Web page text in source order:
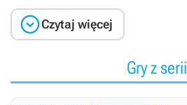
Czytaj więcej
Gry z serii